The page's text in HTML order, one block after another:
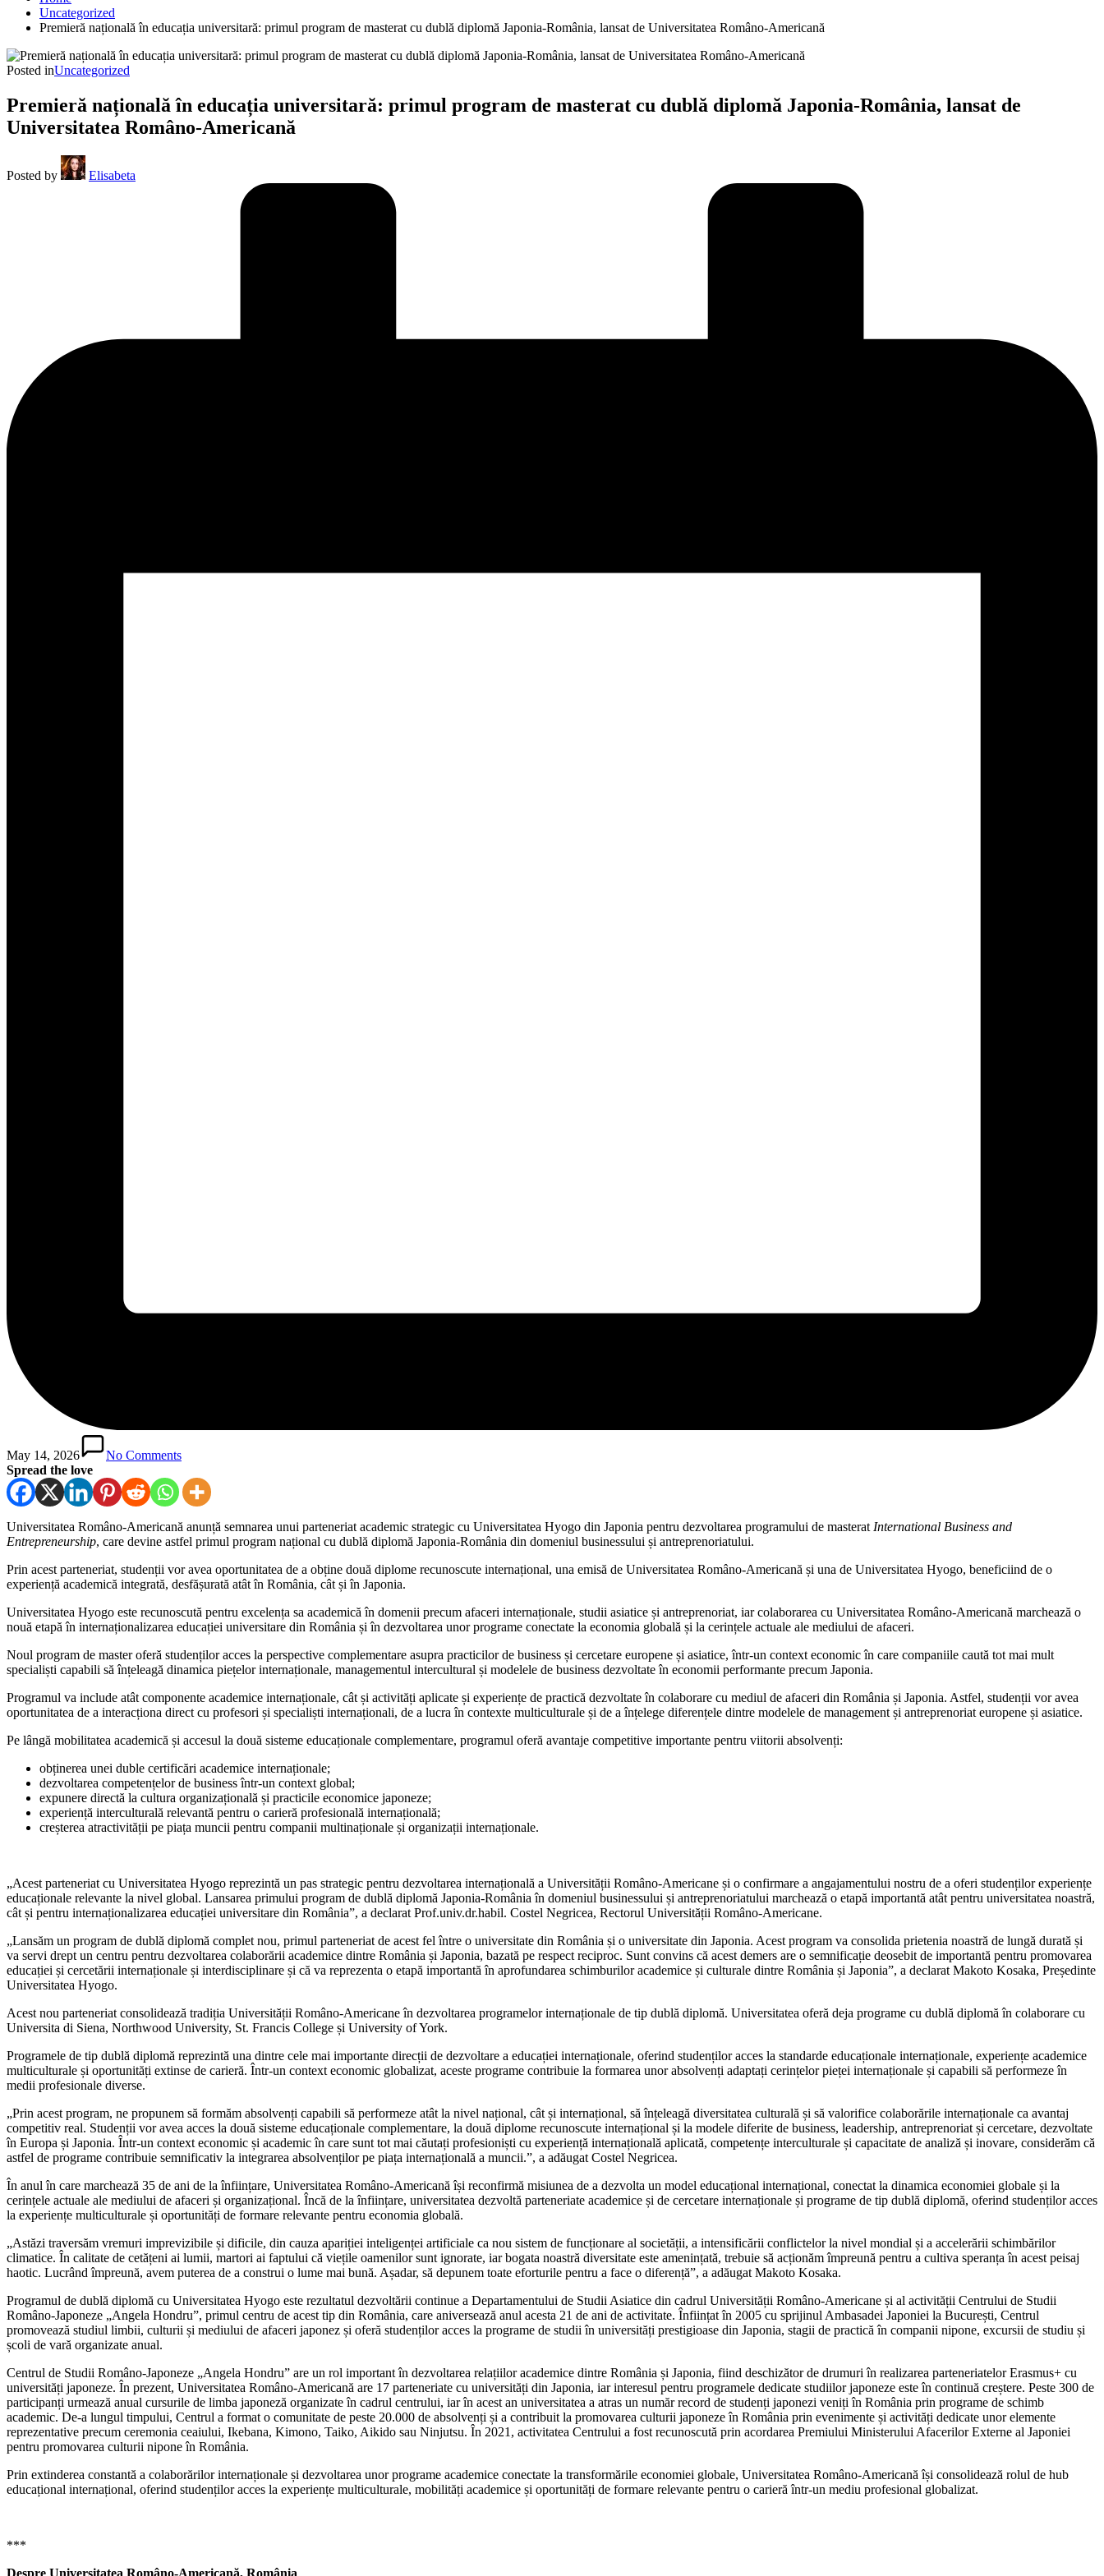
Uncategorized
Premieră națională în educația universitară: primul program de masterat cu dublă diplomă Japonia-România, lansat de Universitatea Româno-Americană
Posted inUncategorized
Premieră națională în educația universitară: primul program de masterat cu dublă diplomă Japonia-România, lansat de
Universitatea Româno-Americană
Posted by Elisabeta
May 14, 2026
No Comments
Spread the love
Universitatea Româno-Americană anunță semnarea unui parteneriat academic strategic cu Universitatea Hyogo din Japonia pentru dezvoltarea programului de masterat International Business and
Entrepreneurship, care devine astfel primul program național cu dublă diplomă Japonia-România din domeniul businessului și antreprenoriatului.
Prin acest parteneriat, studenții vor avea oportunitatea de a obține două diplome recunoscute internațional, una emisă de Universitatea Româno-Americană și una de Universitatea Hyogo, beneficiind de o
experiență academică integrată, desfășurată atât în România, cât și în Japonia.
Universitatea Hyogo este recunoscută pentru excelența sa academică în domenii precum afaceri internaționale, studii asiatice și antreprenoriat, iar colaborarea cu Universitatea Româno-Americană marchează o
nouă etapă în internaționalizarea educației universitare din România și în dezvoltarea unor programe conectate la economia globală și la cerințele actuale ale mediului de afaceri.
Noul program de master oferă studenților acces la perspective complementare asupra practicilor de business și cercetare europene și asiatice, într-un context economic în care companiile caută tot mai mult
specialiști capabili să înțeleagă dinamica piețelor internaționale, managementul intercultural și modelele de business dezvoltate în economii performante precum Japonia.
Programul va include atât componente academice internaționale, cât și activități aplicate și experiențe de practică dezvoltate în colaborare cu mediul de afaceri din România și Japonia. Astfel, studenții vor avea
oportunitatea de a interacționa direct cu profesori și specialiști internaționali, de a lucra în contexte multiculturale și de a înțelege diferențele dintre modelele de management și antreprenoriat europene și asiatice.
Pe lângă mobilitatea academică și accesul la două sisteme educaționale complementare, programul oferă avantaje competitive importante pentru viitorii absolvenți:
obținerea unei duble certificări academice internaționale;
dezvoltarea competențelor de business într-un context global;
expunere directă la cultura organizațională și practicile economice japoneze;
experiență interculturală relevantă pentru o carieră profesională internațională;
creșterea atractivității pe piața muncii pentru companii multinaționale și organizații internaționale.
„Acest parteneriat cu Universitatea Hyogo reprezintă un pas strategic pentru dezvoltarea internațională a Universității Româno-Americane și o confirmare a angajamentului nostru de a oferi studenților experiențe
educaționale relevante la nivel global. Lansarea primului program de dublă diplomă Japonia-România în domeniul businessului și antreprenoriatului marchează o etapă importantă atât pentru universitatea noastră,
cât și pentru internaționalizarea educației universitare din România”, a declarat Prof.univ.dr.habil. Costel Negricea, Rectorul Universității Româno-Americane.
„Lansăm un program de dublă diplomă complet nou, primul parteneriat de acest fel între o universitate din România și o universitate din Japonia. Acest program va consolida prietenia noastră de lungă durată și
va servi drept un centru pentru dezvoltarea colaborării academice dintre România și Japonia, bazată pe respect reciproc. Sunt convins că acest demers are o semnificație deosebit de importantă pentru promovarea
educației și cercetării internaționale și interdisciplinare și că va reprezenta o etapă importantă în aprofundarea schimburilor academice și culturale dintre România și Japonia”, a declarat Makoto Kosaka, Președinte
Universitatea Hyogo.
Acest nou parteneriat consolidează tradiția Universității Româno-Americane în dezvoltarea programelor internaționale de tip dublă diplomă. Universitatea oferă deja programe cu dublă diplomă în colaborare cu
Universita di Siena, Northwood University, St. Francis College și University of York.
Programele de tip dublă diplomă reprezintă una dintre cele mai importante direcții de dezvoltare a educației internaționale, oferind studenților acces la standarde educaționale internaționale, experiențe academice
multiculturale și oportunități extinse de carieră. Într-un context economic globalizat, aceste programe contribuie la formarea unor absolvenți adaptați cerințelor pieței internaționale și capabili să performeze în
medii profesionale diverse.
„Prin acest program, ne propunem să formăm absolvenți capabili să performeze atât la nivel național, cât și internațional, să înțeleagă diversitatea culturală și să valorifice colaborările internaționale ca avantaj
competitiv real. Studenții vor avea acces la două sisteme educaționale complementare, la două diplome recunoscute internațional și la modele diferite de business, leadership, antreprenoriat și cercetare, dezvoltate
în Europa și Japonia. Într-un context economic și academic în care sunt tot mai căutați profesioniști cu experiență internațională aplicată, competențe interculturale și capacitate de analiză și inovare, considerăm că
astfel de programe contribuie semnificativ la integrarea absolvenților pe piața internațională a muncii.”, a adăugat Costel Negricea.
În anul în care marchează 35 de ani de la înființare, Universitatea Româno-Americană își reconfirmă misiunea de a dezvolta un model educațional internațional, conectat la dinamica economiei globale și la
cerințele actuale ale mediului de afaceri și organizațional. Încă de la înființare, universitatea dezvoltă parteneriate academice și de cercetare internaționale și programe de tip dublă diplomă, oferind studenților acces
la experiențe multiculturale și oportunități de formare relevante pentru economia globală.
„Astăzi traversăm vremuri imprevizibile și dificile, din cauza apariției inteligenței artificiale ca nou sistem de funcționare al societății, a intensificării conflictelor la nivel mondial și a accelerării schimbărilor
climatice. În calitate de cetățeni ai lumii, martori ai faptului că viețile oamenilor sunt ignorate, iar bogata noastră diversitate este amenințată, trebuie să acționăm împreună pentru a cultiva speranța în acest peisaj
haotic. Lucrând împreună, avem puterea de a construi o lume mai bună. Așadar, să depunem toate eforturile pentru a face o diferență”, a adăugat Makoto Kosaka.
Programul de dublă diplomă cu Universitatea Hyogo este rezultatul dezvoltării continue a Departamentului de Studii Asiatice din cadrul Universității Româno-Americane și al activității Centrului de Studii
Româno-Japoneze „Angela Hondru”, primul centru de acest tip din România, care aniversează anul acesta 21 de ani de activitate. Înființat în 2005 cu sprijinul Ambasadei Japoniei la București, Centrul
promovează studiul limbii, culturii și mediului de afaceri japonez și oferă studenților acces la programe de studii în universități prestigioase din Japonia, stagii de practică în companii nipone, excursii de studiu și
școli de vară organizate anual.
Centrul de Studii Româno-Japoneze „Angela Hondru” are un rol important în dezvoltarea relațiilor academice dintre România și Japonia, fiind deschizător de drumuri în realizarea parteneriatelor Erasmus+ cu
universități japoneze. În prezent, Universitatea Româno-Americană are 17 parteneriate cu universități din Japonia, iar interesul pentru programele dedicate studiilor japoneze este în continuă creștere. Peste 300 de
participanți urmează anual cursurile de limba japoneză organizate în cadrul centrului, iar în acest an universitatea a atras un număr record de studenți japonezi veniți în România prin programe de schimb
academic. De-a lungul timpului, Centrul a format o comunitate de peste 20.000 de absolvenți și a contribuit la promovarea culturii japoneze în România prin evenimente și activități dedicate unor elemente
reprezentative precum ceremonia ceaiului, Ikebana, Kimono, Taiko, Aikido sau Ninjutsu. În 2021, activitatea Centrului a fost recunoscută prin acordarea Premiului Ministerului Afacerilor Externe al Japoniei
pentru promovarea culturii nipone în România.
Prin extinderea constantă a colaborărilor internaționale și dezvoltarea unor programe academice conectate la transformările economiei globale, Universitatea Româno-Americană își consolidează rolul de hub
educațional internațional, oferind studenților acces la experiențe multiculturale, mobilități academice și oportunități de formare relevante pentru o carieră într-un mediu profesional globalizat.
***
Despre Universitatea Româno-Americană, România